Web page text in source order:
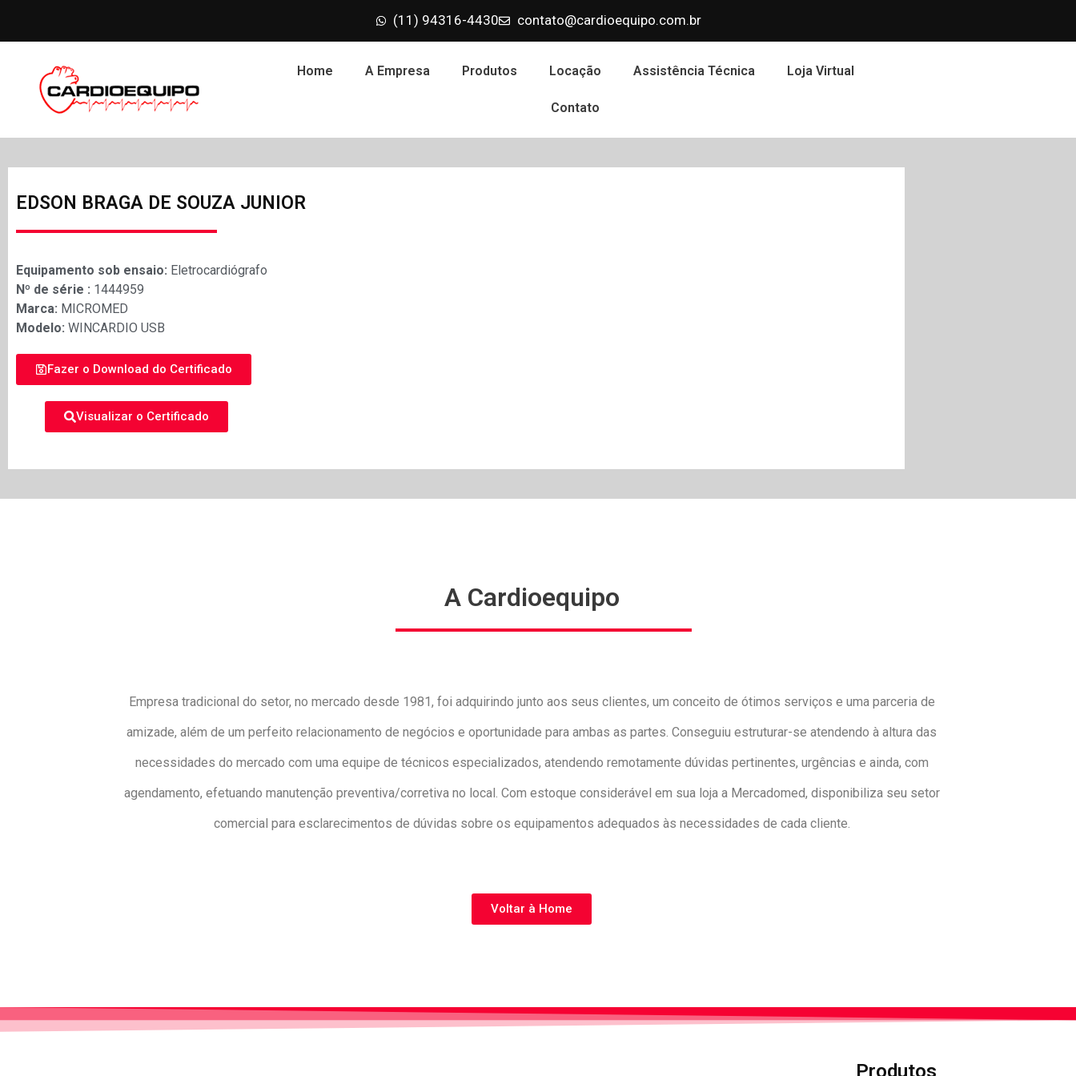
(11) 94316-4430 contato@cardioequipo.com.br
Home A Empresa Produtos Locação Assistência Técnica Loja Virtual
Contato
EDSON BRAGA DE SOUZA JUNIOR
Equipamento sob ensaio: Eletrocardiógrafo
Nº de série : 1444959
Marca: MICROMED
Modelo: WINCARDIO USB
Fazer o Download do Certificado
Visualizar o Certificado
A Cardioequipo
Empresa tradicional do setor, no mercado desde 1981, foi adquirindo junto aos seus clientes, um conceito de ótimos serviços e uma parceria de
amizade, além de um perfeito relacionamento de negócios e oportunidade para ambas as partes. Conseguiu estruturar-se atendendo à altura das
necessidades do mercado com uma equipe de técnicos especializados, atendendo remotamente dúvidas pertinentes, urgências e ainda, com
agendamento, efetuando manutenção preventiva/corretiva no local. Com estoque considerável em sua loja a Mercadomed, disponibiliza seu setor
comercial para esclarecimentos de dúvidas sobre os equipamentos adequados às necessidades de cada cliente.
Voltar à Home
Produtos